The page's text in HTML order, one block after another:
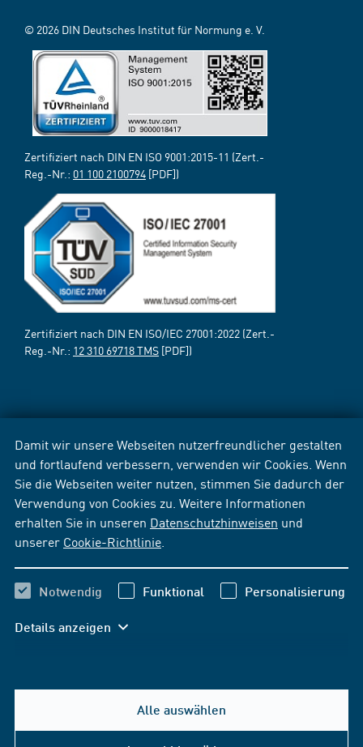
Damit wir unsere Webseiten nutzerfreundlicher gestalten
und fortlaufend verbessern, verwenden wir Cookies. Wenn
Sie die Webseiten weiter nutzen, stimmen Sie dadurch der
Verwendung von Cookies zu. Weitere Informationen
erhalten Sie in unseren Datenschutzhinweisen und
unserer Cookie-Richtlinie
Notwendig Funktional Personalisierung
Details anzeigen
Alle auswählen
© 2026 DIN Deutsches Institut für Normung e. V.
Zertifiziert nach DIN EN ISO 9001:2015-11 (Zert.-
Reg.-Nr.: 01 100 2100794 [PDF])
Zertifiziert nach DIN EN ISO/IEC 27001:2022 (Zert.-
Reg.-Nr.: 12 310 69718 TMS [PDF])